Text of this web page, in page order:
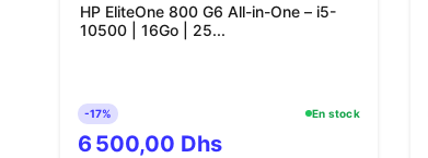
HP EliteOne 800 G6 All-in-One – i5-
10500 | 16Go | 25...
-17% En stock
6 500,00 Dhs